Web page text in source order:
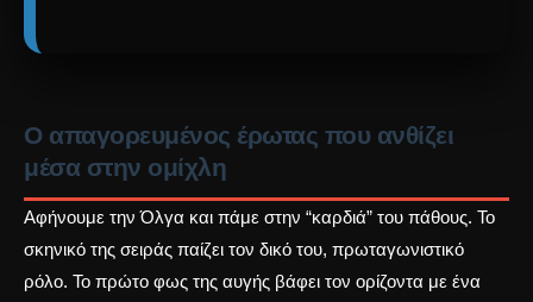
Ο απαγορευμένος έρωτας που ανθίζει
μέσα στην ομίχλη
Αφήνουμε την Όλγα και πάμε στην “καρδιά” του πάθους. Το
σκηνικό της σειράς παίζει τον δικό του, πρωταγωνιστικό
ρόλο. Το πρώτο φως της αυγής βάφει τον ορίζοντα με ένα